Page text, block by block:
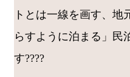
トとは一線を画す、地
らすように泊まる」民
す????